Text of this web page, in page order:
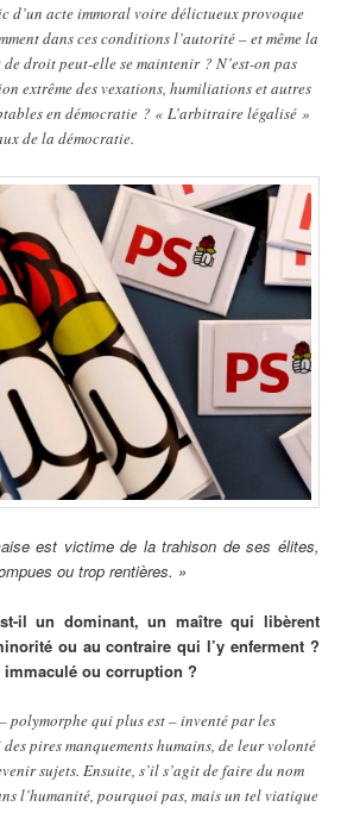
d’un acte immoral voire délictueux provoque
dans ces conditions l’autorité – et même la
droit peut-elle se maintenir ? N’est-on pas
extrême des vexations, humiliations et autres
en démocratie ? « L’arbitraire légalisé »
de la démocratie.
est victime de la trahison de ses élites,
ou trop rentières. »
il un dominant, un maître qui libèrent
ou au contraire qui l’y enferment ?
ou corruption ?
polymorphe qui plus est – inventé par les
pires manquements humains, de leur volonté
sujets. Ensuite, s’il s’agit de faire du nom
l’humanité, pourquoi pas, mais un tel viatique